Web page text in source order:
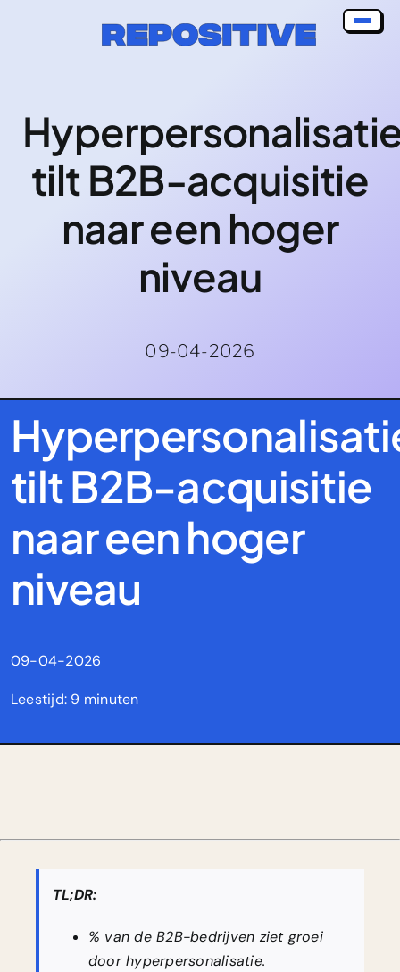
tilt B2B-acquisitie
naar een hoger
niveau
09-04-2026
tilt B2B-acquisitie
naar een hoger
niveau
09-04-2026
Leestijd: 9 minuten
TL;DR:
% van de B2B-bedrijven ziet groei
door hyperpersonalisatie.